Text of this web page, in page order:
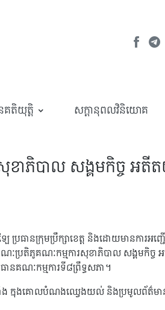
គតិយុត្តិ ​សក្តានុពលវិនិយោគ
ខាភិបាល សង្គមកិច្ច អតី
ប្រធានក្រុមប្រឹក្សាខេត្ត និងដោយមានការ
គណៈប្រតិភូគណៈកម្មការសុខាភិបាល សង្គមកិច្
ានគណៈកម្មការទី៨ព្រឹទ្ធសភា។
ាំង ក្នុងគោលបំណងឈ្វេងយល់ និងប្រមូលព័ត៌មាន